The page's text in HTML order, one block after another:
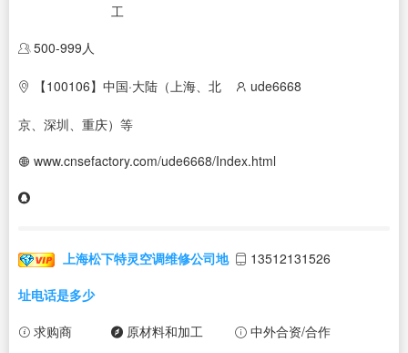
工
500-999人
【100106】中国·大陆（上海、北
京、深圳、重庆）等
ude6668
www.cnsefactory.com/ude6668/Index.html
上海松下特灵空调维修公司地
址电话是多少
13512131526
求购商 原材料和加工 中外合资/合作